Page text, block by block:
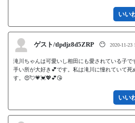
いい
ゲスト/tlpdjz8d5ZRP 😶 2020-11-23
滝川ちゃんは可愛いし相田にも愛されている子
手い所が大好き💕です。私は滝川に憧れていて
す。😍💘💗💓💖💕😘
いい